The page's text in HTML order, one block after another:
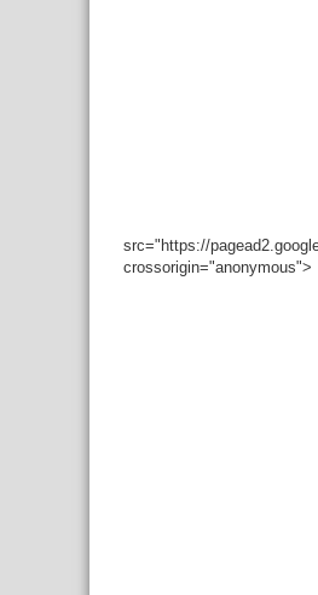
src="https://
crossorigin="anonymous">